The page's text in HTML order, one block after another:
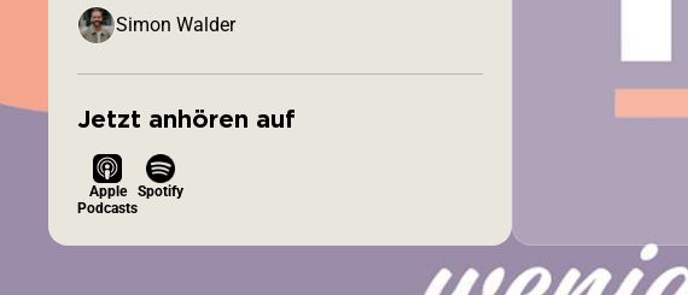
Simon Walder
Jetzt anhören auf
Apple
Podcasts
Spotify